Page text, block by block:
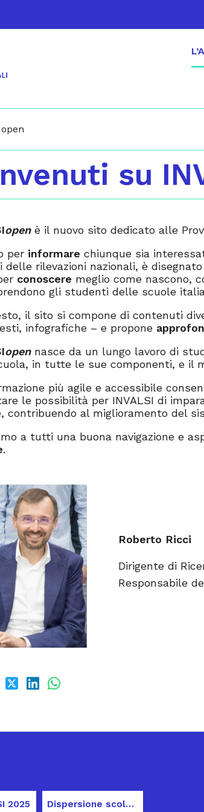
su
openè il nuovo sito dedicato alle
per informare chiunque sia
rilevazioni nazionali, è
conoscere meglio come nascono,
gli studenti delle scuole
il sito si compone di contenuti
infografiche – e propone
opennasce da un lungo lavoro di
in tutte le sue componenti, e il
più agile e accessibile
le possibilità per INVALSI di
contribuendo al miglioramento del
a tutti una buona navigazione e
.
Roberto Ricci
Dirigente di
Responsabile
2025 Dispersione scolastica